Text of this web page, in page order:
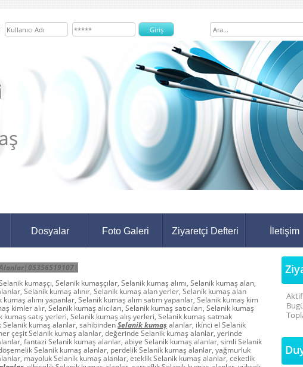
Dosyalar Foto Galeri Ziyaretçi Defteri İletişim
kumaşçı, Selanik kumaşçılar, Selanik kumaş alımı, Selanik kumaş alan,
Selanik kumaş alınır, Selanik kumaş alan yerler, Selanik kumaş alan
alımı yapanlar, Selanik kumaş alım satım yapanlar, Selanik kumaş kim
kimler alır, Selanik kumaş alıcıları, Selanik kumaş satıcıları, Selanik kumaş
kumaş satış yerleri, Selanik kumaş alış yerleri, Selanik kumaş satmak
Selanik kumaş alanlar, sahibindenSelanik kumaşalanlar, ikinci el Selanik
çeşit Selanik kumaş alanlar, değerinde Selanik kumaş alanlar, yerinde
fantazi Selanik kumaş alanlar, abiye Selanik kumaş alanlar, simli Selanik
Selanik kumaş alanlar, perdelik Selanik kumaş alanlar, yağmurluk
mayoluk Selanik kumaş alanlar, eteklik Selanik kumaş alanlar, ceketlik